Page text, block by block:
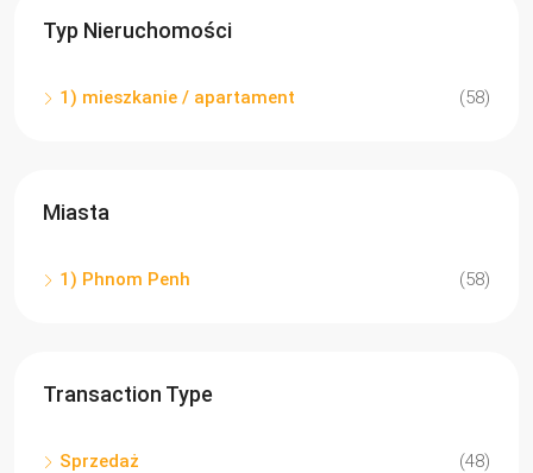
Typ Nieruchomości
1) mieszkanie / apartament (58)
Miasta
1) Phnom Penh (58)
Transaction Type
Sprzedaż
(48)